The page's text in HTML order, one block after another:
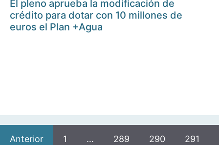
El pleno aprueba la modificación de
crédito para dotar con 10 millones de
euros el Plan +Agua
Anterior 1 … 289 290 291